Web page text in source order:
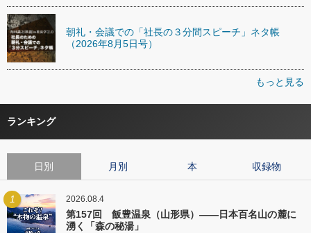
朝礼・会議での「社長の３分間スピーチ」ネタ帳
（2026年8月5日号）
もっと見る
ランキング
日別 月別 本 収録物
1 2026.08.4
第157回 飯豊温泉（山形県）――日本百名山の麓に
湧く「森の秘湯」